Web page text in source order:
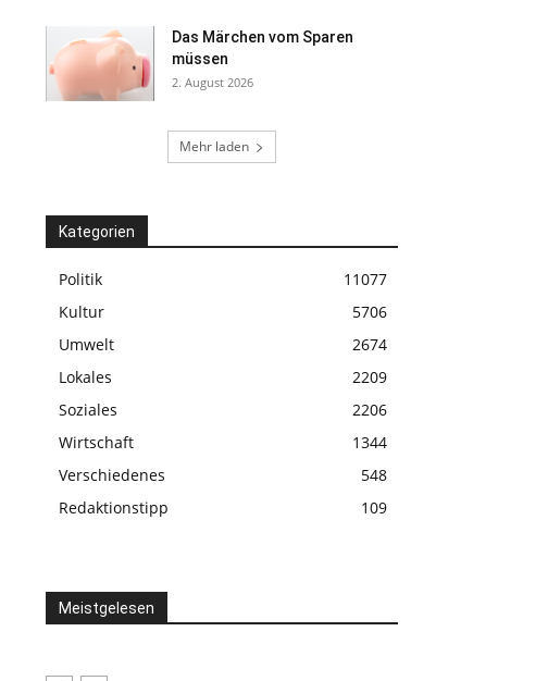
Das Märchen vom Sparen
müssen
2. August 2026
Mehr laden
Kategorien
Politik
11077
Kultur
5706
Umwelt
2674
Lokales
2209
Soziales
2206
Wirtschaft
1344
Verschiedenes
548
Redaktionstipp
109
Meistgelesen